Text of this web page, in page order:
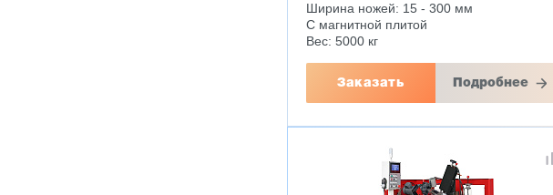
Ширина ножей: 15 - 300 мм
С магнитной плитой
Вес: 5000 кг
Заказать Подробнее